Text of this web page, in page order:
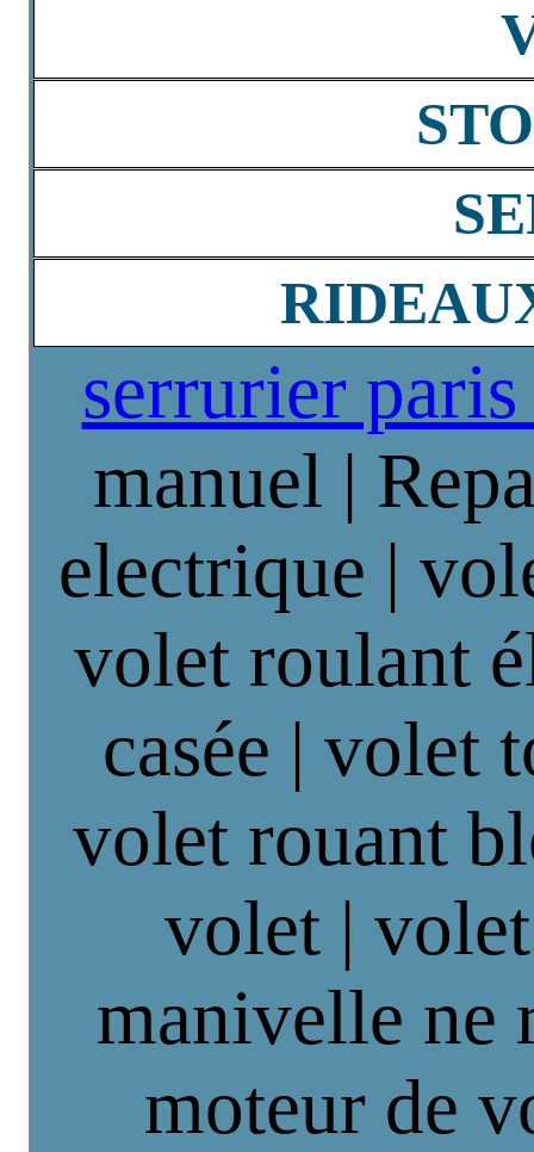
serrurier
manuel |
electrique |
volet roulant
casée | volet
volet rouant
volet |
manivelle ne
moteur de